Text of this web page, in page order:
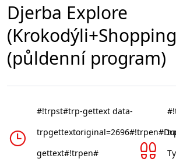
Djerba Explore
(půldenní program)
#!trpst#trp-gettext data-
gettext#!trpen#